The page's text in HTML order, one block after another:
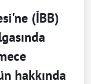
(İBB)
hakkında